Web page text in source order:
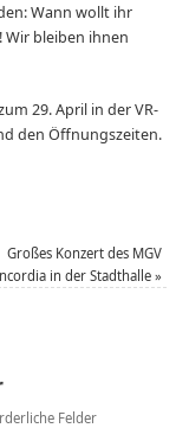
Wann wollt ihr
Wir bleiben ihnen
29. April in der VR-
den Öffnungszeiten.
Großes Konzert des MGV
in der Stadthalle»
Felder